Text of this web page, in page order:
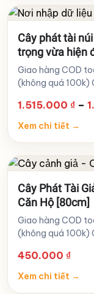
Cây phát tài
trọng vừa hiện
Giao hàng COD
(không quá 100k)
1.515.000 ₫ –
Xem chi tiết →
Cây Phát Tài
Căn Hộ [80cm]
Giao hàng COD
(không quá 100k)
450.000 ₫
Xem chi tiết →